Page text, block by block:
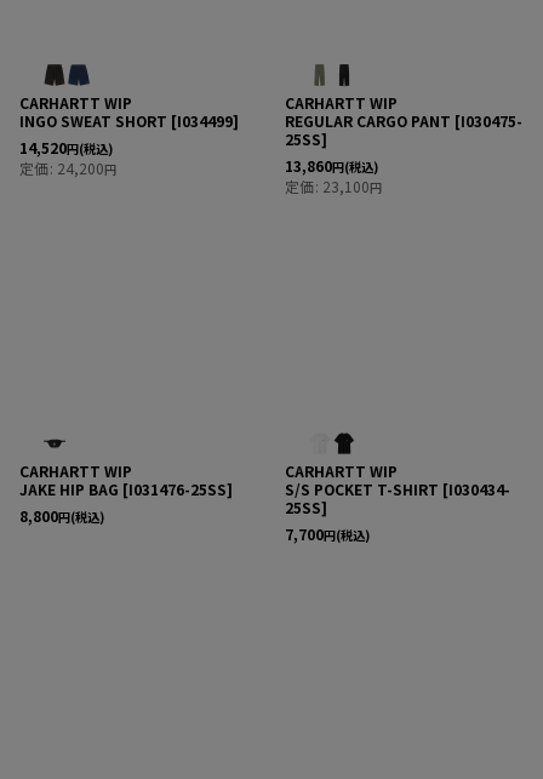
CARHARTT WIP
INGO SWEAT SHORT [I034499]
14,520円(税込)
定価: 24,200円
CARHARTT WIP
REGULAR CARGO PANT [I030475-
25SS]
13,860円(税込)
定価: 23,100円
CARHARTT WIP
JAKE HIP BAG [I031476-25SS]
8,800円(税込)
CARHARTT WIP
S/S POCKET T-SHIRT [I030434-
25SS]
7,700円(税込)